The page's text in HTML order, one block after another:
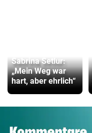
Sabrina Setlur:
„Mein Weg war
hart, aber ehrlich“